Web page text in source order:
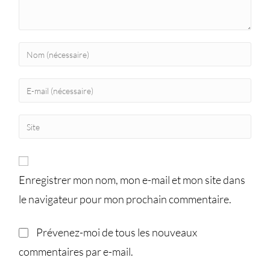
Enregistrer mon nom, mon e-mail et mon site dans
le navigateur pour mon prochain commentaire.
Prévenez-moi de tous les nouveaux
commentaires par e-mail.